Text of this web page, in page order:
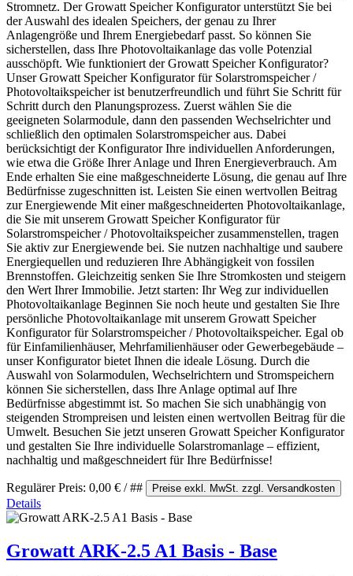
Stromnetz. Der Growatt Speicher Konfigurator unterstützt Sie bei
der Auswahl des idealen Speichers, der genau zu Ihrer
Anlagengröße und Ihrem Energiebedarf passt. So können Sie
sicherstellen, dass Ihre Photovoltaikanlage das volle Potenzial
ausschöpft. Wie funktioniert der Growatt Speicher Konfigurator?
Unser Growatt Speicher Konfigurator für Solarstromspeicher /
Photovoltaikspeicher ist benutzerfreundlich und führt Sie Schritt für
Schritt durch den Planungsprozess. Zuerst wählen Sie die
geeigneten Solarmodule, dann den passenden Wechselrichter und
schließlich den optimalen Solarstromspeicher aus. Dabei
berücksichtigt der Konfigurator Ihre individuellen Anforderungen,
wie etwa die Größe Ihrer Anlage und Ihren Energieverbrauch. Am
Ende erhalten Sie eine maßgeschneiderte Lösung, die genau auf Ihre
Bedürfnisse zugeschnitten ist. Leisten Sie einen wertvollen Beitrag
zur Energiewende Mit einer maßgeschneiderten Photovoltaikanlage,
die Sie mit unserem Growatt Speicher Konfigurator für
Solarstromspeicher / Photovoltaikspeicher zusammenstellen, tragen
Sie aktiv zur Energiewende bei. Sie nutzen nachhaltige und saubere
Energiequellen und reduzieren Ihre Abhängigkeit von fossilen
Brennstoffen. Gleichzeitig senken Sie Ihre Stromkosten und steigern
den Wert Ihrer Immobilie. Jetzt starten: Ihr Weg zur individuellen
Photovoltaikanlage Beginnen Sie noch heute und gestalten Sie Ihre
persönliche Photovoltaikanlage mit unserem Growatt Speicher
Konfigurator für Solarstromspeicher / Photovoltaikspeicher. Egal ob
für Einfamilienhäuser, Mehrfamilienhäuser oder Gewerbegebäude –
unser Konfigurator bietet Ihnen die ideale Lösung. Durch die
Auswahl von Solarmodulen, Wechselrichtern und Stromspeichern
können Sie sicherstellen, dass Ihre Anlage optimal auf Ihre
Bedürfnisse abgestimmt ist. So machen Sie sich unabhängig von
steigenden Strompreisen und leisten einen wertvollen Beitrag für die
Umwelt. Besuchen Sie jetzt unseren Growatt Speicher Konfigurator
und gestalten Sie Ihre individuelle Solarstromanlage – effizient,
nachhaltig und maßgeschneidert für Ihre Bedürfnisse!
Regulärer Preis: 0,00 € / ## Preise exkl. MwSt. zzgl. Versandkosten
Details
Growatt ARK-2.5 A1 Basis - Base